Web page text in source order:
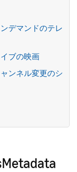
デマンドのテレ
ブの映画
ンネル変更のシ